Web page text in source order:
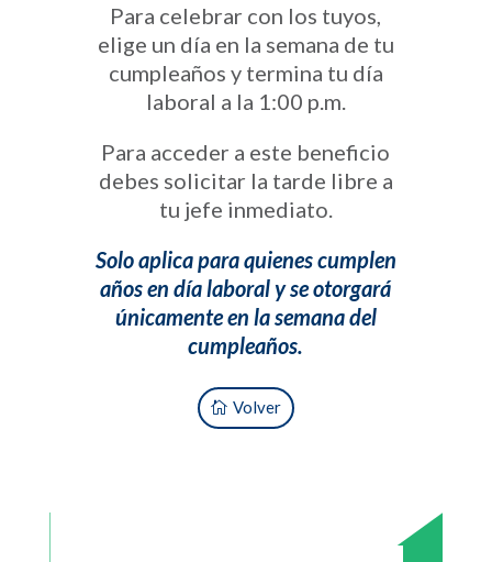
Para celebrar con los tuyos,
elige un día en la semana de tu
cumpleaños y termina tu día
laboral a la 1:00 p.m.
Para acceder a este beneficio
debes solicitar la tarde libre a
tu jefe inmediato.
Solo aplica para quienes cumplen
años en día laboral y se otorgará
únicamente en la semana del
cumpleaños.
Volver